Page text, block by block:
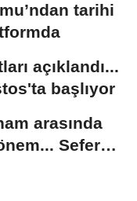
tarihi
açıklandı...
başlıyor
arasında
Sefer